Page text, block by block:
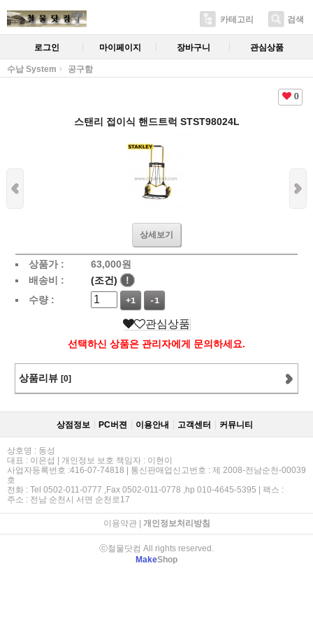
카테고리 검색
로그인 마이페이지 장바구니 관심상품
수납 System 공구함
0
스탠리 접이식 핸드트럭 STST98024L
상세보기
상품가 : 63,000원
배송비 :
(조건)
!
수량 :
+1 -1
관심상품
선택하신 상품은 관리자에게 문의하세요.
상품리뷰 [0]
상점정보 PC버젼 이용안내 고객센터 커뮤니티
상호명 : 동성
대표 : 이은섭 | 개인정보 보호 책임자 : 이현이
사업자등록번호 :416-07-74818 | 통신판매업신고번호 : 제 2008-전남순천-00039
호
전화 : Tel 0502-011-0777 ,Fax 0502-011-0778 ,hp 010-4645-5395 | 팩스 :
주소 : 전남 순천시 서면 순천로17
이용약관| 개인정보처리방침
ⓒ철물닷컴 All rights reserved.
MakeShop